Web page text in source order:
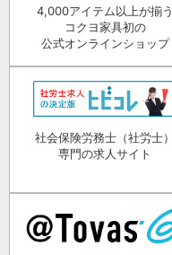
4,000アイテム以上が揃う
コクヨ家具初の
公式オンラインショップ
社会保険労務士（社労士）
専門の求人サイト